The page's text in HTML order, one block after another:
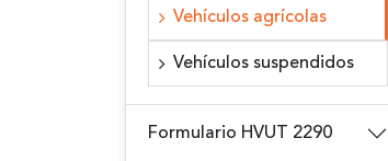
Vehículos agrícolas
Vehículos suspendidos
Formulario HVUT 2290